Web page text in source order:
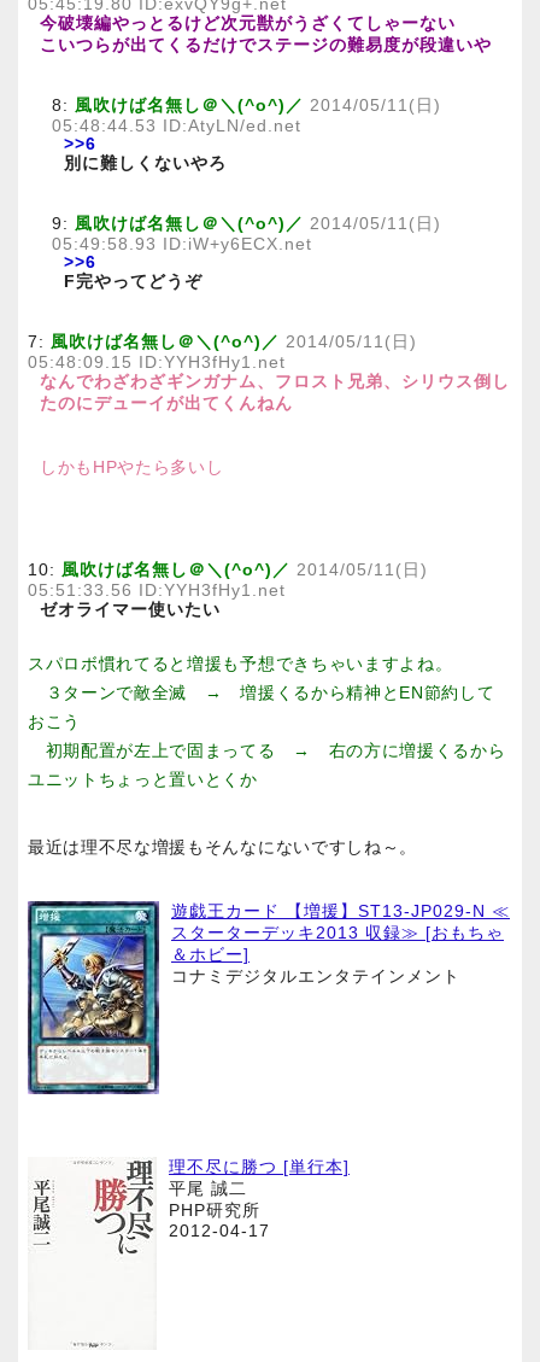
05:45:19.80 ID:exvQY9g+.net
今破壊編やっとるけど次元獣がうざくてしゃーない
こいつらが出てくるだけでステージの難易度が段違いや
8: 風吹けば名無し＠＼(^o^)／ 2014/05/11(日)
05:48:44.53 ID:AtyLN/ed.net
>>6
別に難しくないやろ
9: 風吹けば名無し＠＼(^o^)／ 2014/05/11(日)
05:49:58.93 ID:iW+y6ECX.net
>>6
F完やってどうぞ
7: 風吹けば名無し＠＼(^o^)／ 2014/05/11(日)
05:48:09.15 ID:YYH3fHy1.net
なんでわざわざギンガナム、フロスト兄弟、シリウス倒し
たのにデューイが出てくんねん
しかもHPやたら多いし
10: 風吹けば名無し＠＼(^o^)／ 2014/05/11(日)
05:51:33.56 ID:YYH3fHy1.net
ゼオライマー使いたい
スパロボ慣れてると増援も予想できちゃいますよね。
３ターンで敵全滅 → 増援くるから精神とEN節約して
おこう
初期配置が左上で固まってる → 右の方に増援くるから
ユニットちょっと置いとくか
最近は理不尽な増援もそんなにないですしね～。
遊戯王カード 【増援】ST13-JP029-N ≪
スターターデッキ2013 収録≫ [おもちゃ
＆ホビー]
コナミデジタルエンタテインメント
理不尽に勝つ [単行本]
平尾 誠二
PHP研究所
2012-04-17